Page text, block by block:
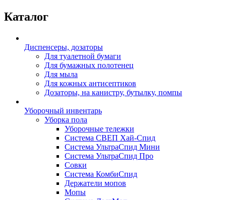
Каталог
Диспенсеры, дозаторы
Для туалетной бумаги
Для бумажных полотенец
Для мыла
Для кожных антисептиков
Дозаторы, на канистру, бутылку, помпы
Уборочный инвентарь
Уборка пола
Уборочные тележки
Система СВЕП Хай-Спид
Система УльтраСпид Мини
Система УльтраСпид Про
Совки
Система КомбиСпид
Держатели мопов
Мопы